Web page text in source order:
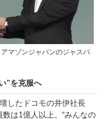
マゾンジャパンのジャスパ
”を克服へ
したドコモの井伊社長
は1億人以上。“みんなの